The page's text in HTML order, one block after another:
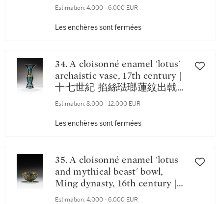
十七世紀 掐絲琺瑯纏枝番蓮紋
Estimation: 4,000 - 6,000 EUR
Les enchères sont fermées
34. A cloisonné enamel 'lotus'
archaistic vase, 17th century |
十七世紀 掐絲琺瑯蓮紋出戟花
觚
Estimation: 8,000 - 12,000 EUR
Les enchères sont fermées
35. A cloisonné enamel 'lotus
and mythical beast' bowl,
Ming dynasty, 16th century |
明十六世紀 掐絲琺瑯瑞獸紋盌
Estimation: 4,000 - 6,000 EUR